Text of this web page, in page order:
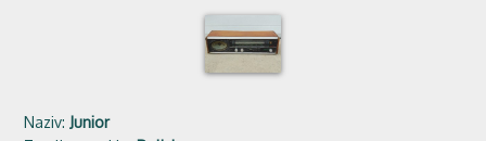
Naziv: Junior